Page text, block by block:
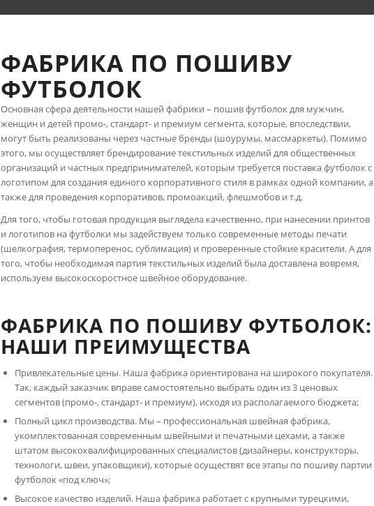
ФАБРИКА ПО ПОШИВУ
ФУТБОЛОК
Основная сфера деятельности нашей фабрики – пошив футболок для мужчин,
женщин и детей промо-, стандарт- и премиум сегмента, которые, впоследствии,
могут быть реализованы через частные бренды (шоурумы, массмаркеты). Помимо
этого, мы осуществляет брендирование текстильных изделий для общественных
организаций и частных предпринимателей, которым требуется поставка футболок с
логотипом для создания единого корпоративного стиля в рамках одной компании, а
также для проведения корпоративов, промоакций, флешмобов и т.д.
Для того, чтобы готовая продукция выглядела качественно, при нанесении принтов
и логотипов на футболки мы задействуем только современные методы печати
(шелкография, термоперенос, сублимация) и проверенные стойкие красители. А для
того, чтобы необходимая партия текстильных изделий была доставлена вовремя,
используем высокоскоростное швейное оборудование.
ФАБРИКА ПО ПОШИВУ ФУТБОЛОК:
НАШИ ПРЕИМУЩЕСТВА
Привлекательные цены. Наша фабрика ориентирована на широкого покупателя.
Так, каждый заказчик вправе самостоятельно выбрать один из 3 ценовых
сегментов (промо-, стандарт- и премиум), исходя из располагаемого бюджета;
Полный цикл производства. Мы – профессиональная швейная фабрика,
укомплектованная современным швейными и печатными цехами, а также
штатом высококвалифицированных специалистов (дизайнеры, конструкторы,
технологи, швеи, упаковщики), которые осуществят все этапы по пошиву партии
футболок «под ключ»;
Высокое качество изделий. Наша фабрика работает с крупными турецкими,